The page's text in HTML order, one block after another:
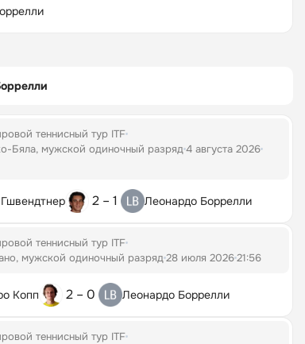
теннисный тур ITF
Бяла, мужской одиночный разряд4 августа 2026
2 – 1 Леонардо Боррелли
теннисный тур ITF
мужской одиночный разряд28 июля 202621:56
Копп 2 – 0 Леонардо Боррелли
теннисный тур ITF